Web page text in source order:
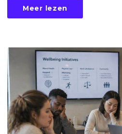
Meer lezen